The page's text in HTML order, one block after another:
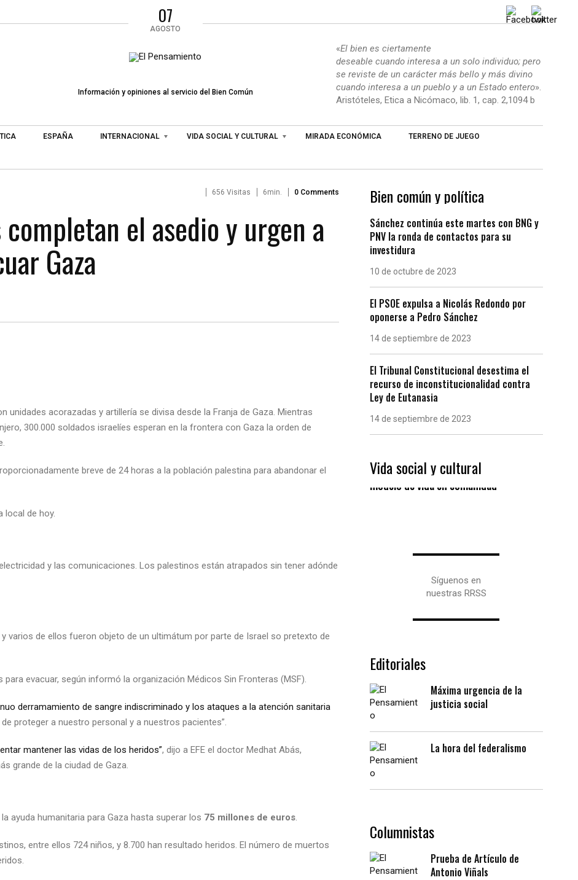
07
AGOSTO
Información y opiniones al servicio del Bien Común
«El bien es ciertamente
deseable cuando interesa a un solo individuo; pero
se reviste de un carácter más bello y más divino
cuando interesa a un pueblo y a un Estado entero».
Aristóteles, Etica a Nicómaco, lib. 1, cap. 2,1094 b
ESPAÑA INTERNACIONAL VIDA SOCIAL Y CULTURAL MIRADA ECONÓMICA TERRENO DE JUEGO
656 Visitas 6min. 0 Comments
el asedio y urgen a
Gaza
unidades acorazadas y artillería se divisa desde la Franja de Gaza. Mientras
300.000 soldados israelíes esperan en la frontera con Gaza la orden de
breve de 24 horas a la población palestina para abandonar el
local de hoy.
y las comunicaciones. Los palestinos están atrapados sin tener adónde
varios de ellos fueron objeto de un ultimátum por parte de Israel so pretexto de
evacuar, según informó la organización Médicos Sin Fronteras (MSF).
derramamiento de sangre indiscriminado y los ataques a la atención sanitaria
proteger a nuestro personal y a nuestros pacientes”.
mantener las vidas de los heridos”, dijo a EFE el doctor Medhat Abás,
grande de la ciudad de Gaza.
ayuda humanitaria para Gaza hasta superar los 75 millones de euros.
entre ellos 724 niños, y 8.700 han resultado heridos. El número de muertos
Bien común y política
Sánchez continúa este martes con BNG y
PNV la ronda de contactos para su
investidura
10 de octubre de 2023
El PSOE expulsa a Nicolás Redondo por
oponerse a Pedro Sánchez
14 de septiembre de 2023
El Tribunal Constitucional desestima el
recurso de inconstitucionalidad contra
Ley de Eutanasia
14 de septiembre de 2023
Vida social y cultural
Las “Eiras” gallegas, un
modelo de vida en comunidad
Síguenos en
nuestras RRSS
Editoriales
Máxima urgencia de la
justicia social
La hora del federalismo
Columnistas
Prueba de Artículo de
Antonio Viñals